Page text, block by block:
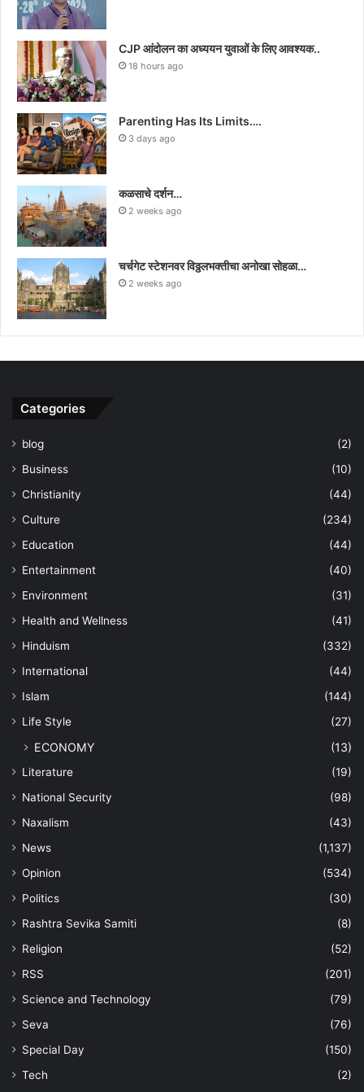
CJP आंदोलन का अध्ययन युवाओं के लिए आवश्यक..
18 hours ago
Parenting Has Its Limits….
3 days ago
कळसाचे दर्शन…
2 weeks ago
चर्चगेट स्टेशनवर विठ्ठलभक्तीचा अनोखा सोहळा…
2 weeks ago
Categories
blog
(2)
Business
(10)
Christianity
(44)
Culture
(234)
Education
(44)
Entertainment
(40)
Environment
(31)
Health and Wellness
(41)
Hinduism
(332)
International
(44)
Islam
(144)
Life Style
(27)
ECONOMY (13)
Literature
(19)
National Security
(98)
Naxalism
(43)
News
(1,137)
Opinion
(534)
Politics
(30)
Rashtra Sevika Samiti
(8)
Religion
(52)
RSS
(201)
Science and Technology
(79)
Seva
(76)
Special Day
(150)
Tech
(2)